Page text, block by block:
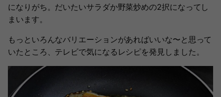
になりがち。だいたいサラダか野菜炒めの2択になってし
まいます。
もっといろんなバリエーションがあればいいな〜と思って
いたところ、テレビで気になるレシピを発見しました。